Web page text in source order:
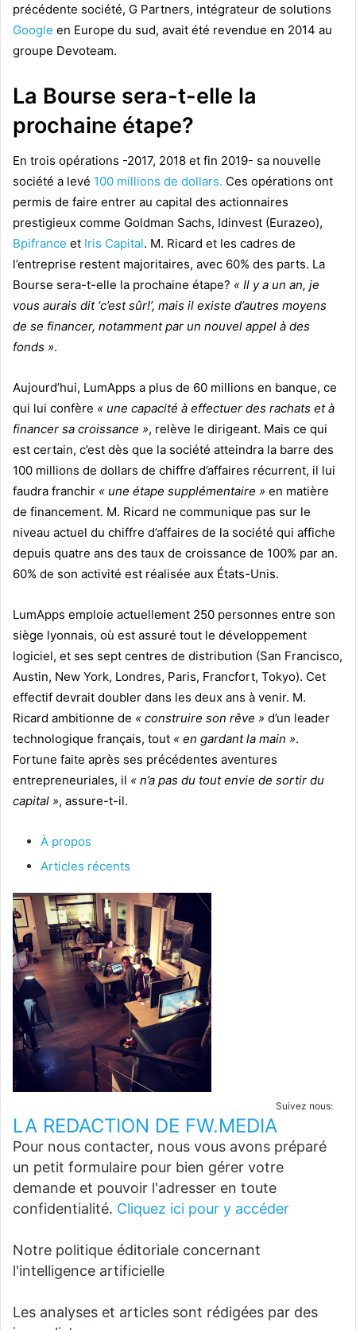
précédente société, G Partners, intégrateur de solutions
Google en Europe du sud, avait été revendue en 2014 au
groupe Devoteam.
La Bourse sera-t-elle la
prochaine étape?
En trois opérations -2017, 2018 et fin 2019- sa nouvelle
société a levé 100 millions de dollars. Ces opérations ont
permis de faire entrer au capital des actionnaires
prestigieux comme Goldman Sachs, Idinvest (Eurazeo),
Bpifrance et Iris Capital. M. Ricard et les cadres de
l’entreprise restent majoritaires, avec 60% des parts. La
Bourse sera-t-elle la prochaine étape? « Il y a un an, je
vous aurais dit ‘c’est sûr!’, mais il existe d’autres moyens
de se financer, notamment par un nouvel appel à des
fonds ».
Aujourd’hui, LumApps a plus de 60 millions en banque, ce
qui lui confère « une capacité à effectuer des rachats et à
financer sa croissance », relève le dirigeant. Mais ce qui
est certain, c’est dès que la société atteindra la barre des
100 millions de dollars de chiffre d’affaires récurrent, il lui
faudra franchir « une étape supplémentaire » en matière
de financement. M. Ricard ne communique pas sur le
niveau actuel du chiffre d’affaires de la société qui affiche
depuis quatre ans des taux de croissance de 100% par an.
60% de son activité est réalisée aux États-Unis.
LumApps emploie actuellement 250 personnes entre son
siège lyonnais, où est assuré tout le développement
logiciel, et ses sept centres de distribution (San Francisco,
Austin, New York, Londres, Paris, Francfort, Tokyo). Cet
effectif devrait doubler dans les deux ans à venir. M.
Ricard ambitionne de « construire son rêve » d’un leader
technologique français, tout « en gardant la main ».
Fortune faite après ses précédentes aventures
entrepreneuriales, il « n’a pas du tout envie de sortir du
capital », assure-t-il.
À propos
Articles récents
Suivez nous:
LA REDACTION DE FW.MEDIA
Pour nous contacter, nous vous avons préparé
un petit formulaire pour bien gérer votre
demande et pouvoir l'adresser en toute
confidentialité. Cliquez ici pour y accéder
Notre politique éditoriale concernant
l'intelligence artificielle
Les analyses et articles sont rédigées par des